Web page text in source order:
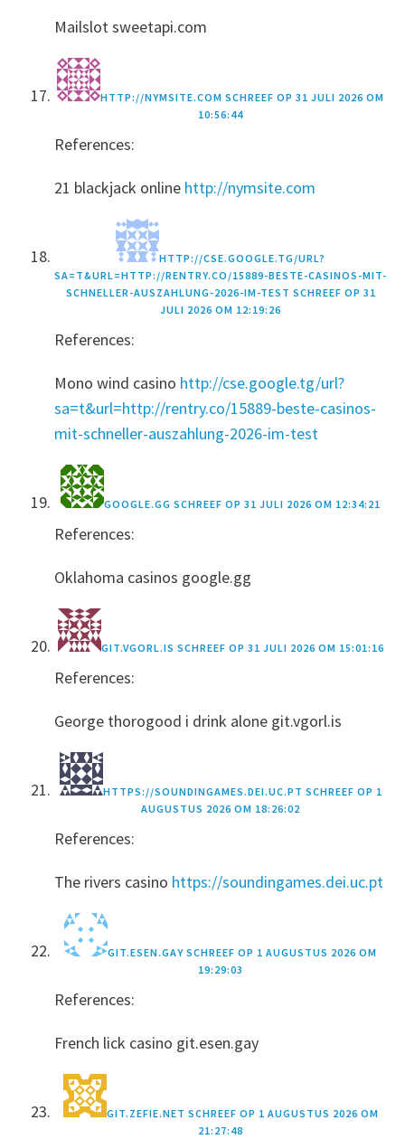
Mailslot sweetapi.com
HTTP://NYMSITE.COM SCHREEF OP 31 JULI 2026 OM
10:56:44
References:
21 blackjack online http://nymsite.com
HTTP://CSE.GOOGLE.TG/URL?
SA=T&URL=HTTP://RENTRY.CO/15889-BESTE-CASINOS-MIT-
SCHNELLER-AUSZAHLUNG-2026-IM-TEST SCHREEF OP 31
JULI 2026 OM 12:19:26
References:
Mono wind casino http://cse.google.tg/url?
sa=t&url=http://rentry.co/15889-beste-casinos-
mit-schneller-auszahlung-2026-im-test
GOOGLE.GG SCHREEF OP 31 JULI 2026 OM 12:34:21
References:
Oklahoma casinos google.gg
GIT.VGORL.IS SCHREEF OP 31 JULI 2026 OM 15:01:16
References:
George thorogood i drink alone git.vgorl.is
HTTPS://SOUNDINGAMES.DEI.UC.PT SCHREEF OP 1
AUGUSTUS 2026 OM 18:26:02
References:
The rivers casino https://soundingames.dei.uc.pt
GIT.ESEN.GAY SCHREEF OP 1 AUGUSTUS 2026 OM
19:29:03
References:
French lick casino git.esen.gay
GIT.ZEFIE.NET SCHREEF OP 1 AUGUSTUS 2026 OM
21:27:48